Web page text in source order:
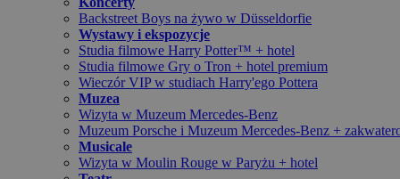
Backstreet Boys na żywo w Düsseldorfie
Wystawy i ekspozycje
Studia filmowe Harry Potter™ + hotel
Studia filmowe Gry o Tron + hotel premium
Wieczór VIP w studiach Harry'ego Pottera
Muzea
Wizyta w Muzeum Mercedes-Benz
Muzeum Porsche i Muzeum Mercedes-Benz +
Musicale
Wizyta w Moulin Rouge w Paryżu + hotel